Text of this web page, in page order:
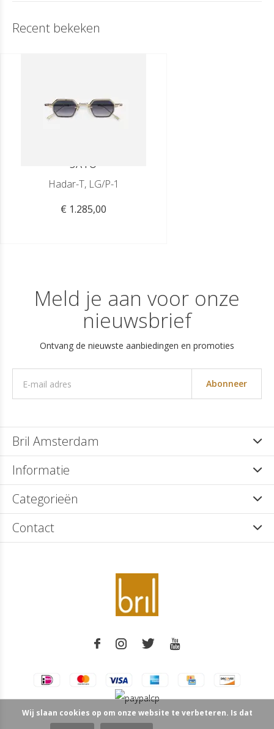
Recent bekeken
SATO
Hadar-T, LG/P-1
€ 1.285,00
Meld je aan voor onze
nieuwsbrief
Ontvang de nieuwste aanbiedingen en promoties
Abonneer
Bril Amsterdam
Informatie
Categorieën
Contact
Wij slaan cookies op om onze website te verbeteren. Is dat